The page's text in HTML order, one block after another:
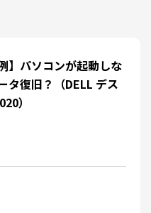
】パソコンが起動しな
タ復旧？（DELL デス
）